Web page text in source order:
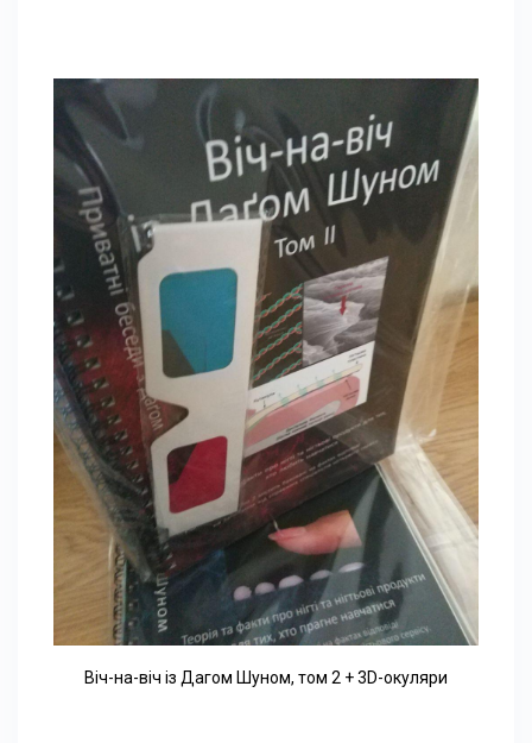
Віч-на-віч із Дагом Шуном, том 2 + 3D-окуляри